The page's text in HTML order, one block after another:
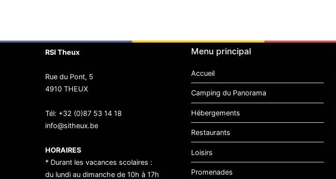
RSI Theux
Rue du Pont, 5
4910 THEUX
Tél: +32 (0)87 53 14 18
info@sitheux.be
HORAIRES
* Durant les vacances scolaires :
du lundi au dimanche de 10h à 17h
Menu principal
Accueil
Camping du Panorama
Hébergements
Restaurants
Loisirs
Promenades